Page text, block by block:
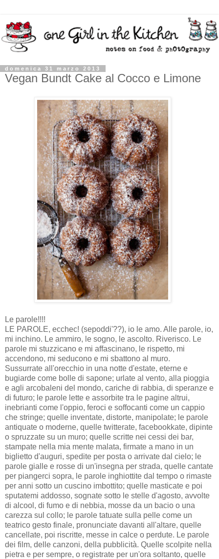
domenica 31 marzo 2013
Vegan Bundt Cake al Cocco e Limone
Le parole!!!!
LE PAROLE, ecchec! (sepoddi'??), io le amo. Alle parole, io,
mi inchino. Le ammiro, le sogno, le ascolto. Riverisco. Le
parole mi stuzzicano e mi affascinano, le rispetto, mi
accendono, mi seducono e mi sbattono al muro.
Sussurrate all'orecchio in una notte d'estate, eterne e
bugiarde come bolle di sapone; urlate al vento, alla pioggia
e agli arcobaleni del mondo, cariche di rabbia, di speranze e
di futuro; le parole lette e assorbite tra le pagine altrui,
inebrianti come l'oppio, feroci e soffocanti come un cappio
che stringe; quelle inventate, distorte, manipolate; le parole
antiquate o moderne, quelle twitterate, facebookkate, dipinte
o spruzzate su un muro; quelle scritte nei cessi dei bar,
stampate nella mia mente malata, firmate a mano in un
biglietto d'auguri, spedite per posta o arrivate dal cielo; le
parole gialle e rosse di un'insegna per strada, quelle cantate
per piangerci sopra, le parole inghiottite dal tempo o rimaste
per anni sotto un cuscino imbottito; quelle masticate e poi
sputatemi addosso, sognate sotto le stelle d'agosto, avvolte
di alcool, di fumo e di nebbia, mosse da un bacio o una
carezza sul collo; le parole tatuate sulla pelle come un
teatrico gesto finale, pronunciate davanti all'altare, quelle
cancellate, poi riscritte, messe in calce o perdute. Le parole
dei film, delle canzoni, della pubblicità. Quelle scolpite nella
pietra e per sempre, o registrate per un'ora soltanto, quelle